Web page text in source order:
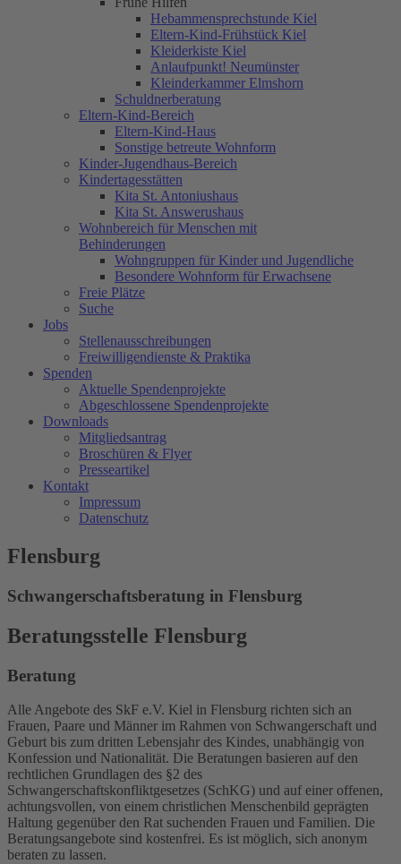
Hebammensprechstunde Kiel
Eltern-Kind-Frühstück Kiel
Kleiderkiste Kiel
Anlaufpunkt! Neumünster
Kleinderkammer Elmshorn
Schuldnerberatung
Eltern-Kind-Bereich
Eltern-Kind-Haus
Sonstige betreute Wohnform
Kinder-Jugendhaus-Bereich
Kindertagesstätten
Kita St. Antoniushaus
Kita St. Answerushaus
Wohnbereich für Menschen mit
Behinderungen
Wohngruppen für Kinder und Jugendliche
Besondere Wohnform für Erwachsene
Freie Plätze
Suche
Jobs
Stellenausschreibungen
Freiwilligendienste & Praktika
Spenden
Aktuelle Spendenprojekte
Abgeschlossene Spendenprojekte
Downloads
Mitgliedsantrag
Broschüren & Flyer
Presseartikel
Kontakt
Impressum
Datenschutz
Flensburg
Schwangerschaftsberatung in Flensburg
Beratungsstelle Flensburg
Beratung
Alle Angebote des SkF e.V. Kiel in Flensburg richten sich an
Frauen, Paare und Männer im Rahmen von Schwangerschaft und
Geburt bis zum dritten Lebensjahr des Kindes, unabhängig von
Konfession und Nationalität. Die Beratungen basieren auf den
rechtlichen Grundlagen des §2 des
Schwangerschaftskonfliktgesetzes (SchKG) und auf einer offenen,
achtungsvollen, von einem christlichen Menschenbild geprägten
Haltung gegenüber den Rat suchenden Frauen und Familien. Die
Beratungsangebote sind kostenfrei. Es ist möglich, sich anonym
beraten zu lassen.